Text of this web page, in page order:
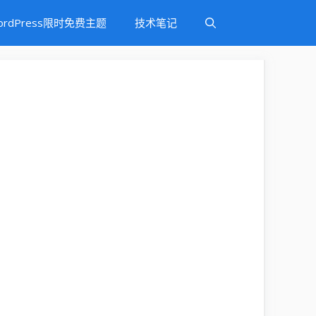
限时免费主题 技术笔记